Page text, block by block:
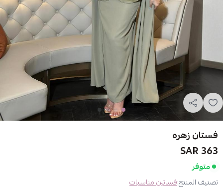
فستان زهره
363 SAR
متوفر
تصنيف المنتج:فساتين مناسبات